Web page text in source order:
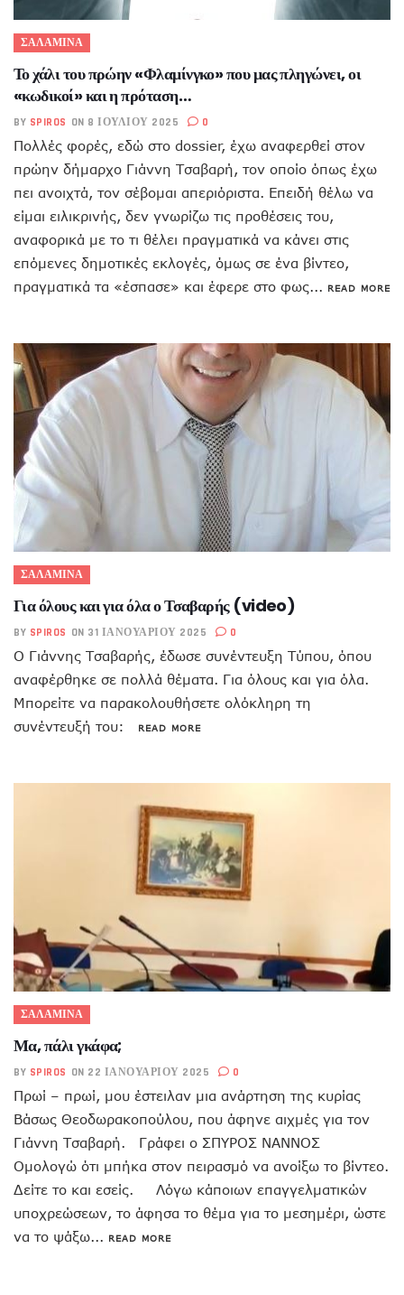
ΣΑΛΑΜΙΝΑ
Το χάλι του πρώην «Φλαμίνγκο» που μας πληγώνει, οι
«κωδικοί» και η πρόταση…
BY SPIROS ON 8 ΙΟΥΛΊΟΥ 2025 0
Πολλές φορές, εδώ στο dossier, έχω αναφερθεί στον
πρώην δήμαρχο Γιάννη Τσαβαρή, τον οποίο όπως έχω
πει ανοιχτά, τον σέβομαι απεριόριστα. Επειδή θέλω να
είμαι ειλικρινής, δεν γνωρίζω τις προθέσεις του,
αναφορικά με το τι θέλει πραγματικά να κάνει στις
επόμενες δημοτικές εκλογές, όμως σε ένα βίντεο,
πραγματικά τα «έσπασε» και έφερε στο φως... READ MORE
ΣΑΛΑΜΙΝΑ
Για όλους και για όλα ο Τσαβαρής (video)
BY SPIROS ON 31 ΙΑΝΟΥΑΡΊΟΥ 2025 0
Ο Γιάννης Τσαβαρής, έδωσε συνέντευξη Τύπου, όπου
αναφέρθηκε σε πολλά θέματα. Για όλους και για όλα.
Μπορείτε να παρακολουθήσετε ολόκληρη τη
συνέντευξή του:
READ MORE
ΣΑΛΑΜΙΝΑ
Μα, πάλι γκάφα;
BY SPIROS ON 22 ΙΑΝΟΥΑΡΊΟΥ 2025 0
Πρωί – πρωί, μου έστειλαν μια ανάρτηση της κυρίας
Βάσως Θεοδωρακοπούλου, που άφηνε αιχμές για τον
Γιάννη Τσαβαρή. Γράφει ο ΣΠΥΡΟΣ ΝΑΝΝΟΣ
Ομολογώ ότι μπήκα στον πειρασμό να ανοίξω το βίντεο.
Δείτε το και εσείς. Λόγω κάποιων επαγγελματικών
υποχρεώσεων, το άφησα το θέμα για το μεσημέρι, ώστε
να το ψάξω... READ MORE